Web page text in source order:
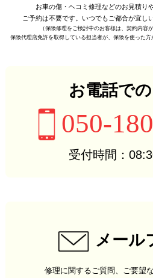
お車の傷・ヘコミ修理などのお見積り
ご予約は不要です。 いつでもご都合が宜し
（保険修理をご検討中のお客様は、契約内容
保険代理店免許を取得している担当者が、 保険を使った方
お電話で
050-
受付時間：
メール
修理に関するご質問、ご要望